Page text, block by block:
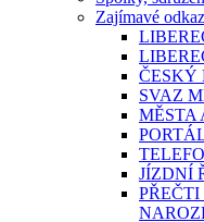
Zajímavé
ČESKÝ
SVAZ
MĚSTA
JÍZDNÍ